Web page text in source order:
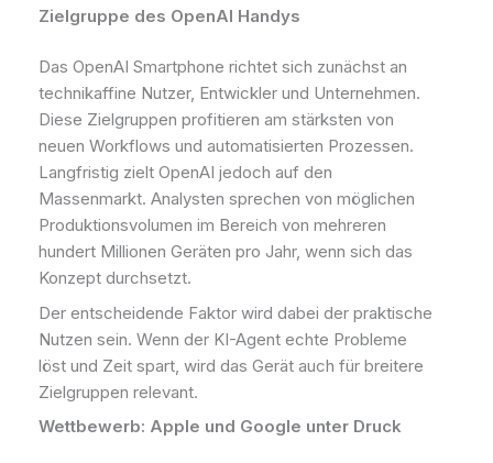
Zielgruppe des OpenAI Handys
Das OpenAI Smartphone richtet sich zunächst an
technikaffine Nutzer, Entwickler und Unternehmen.
Diese Zielgruppen profitieren am stärksten von
neuen Workflows und automatisierten Prozessen.
Langfristig zielt OpenAI jedoch auf den
Massenmarkt. Analysten sprechen von möglichen
Produktionsvolumen im Bereich von mehreren
hundert Millionen Geräten pro Jahr, wenn sich das
Konzept durchsetzt.
Der entscheidende Faktor wird dabei der praktische
Nutzen sein. Wenn der KI-Agent echte Probleme
löst und Zeit spart, wird das Gerät auch für breitere
Zielgruppen relevant.
Wettbewerb: Apple und Google unter Druck